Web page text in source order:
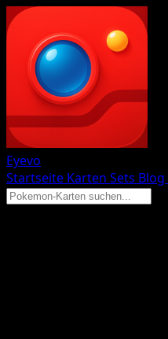
Eyevo
Startseite Karten Sets Blog